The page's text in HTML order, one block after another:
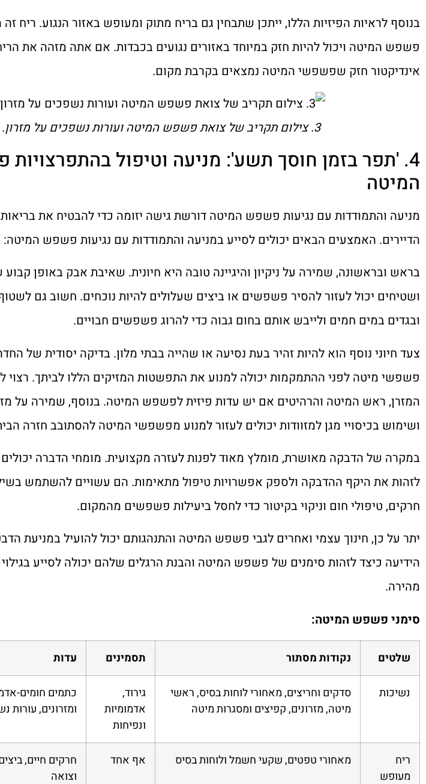
בנוסף לראיות הפיזיות הללו, ייתכן שתבחין גם בריח מתוק ומעופש באזור הנגוע. ריח
פשפש המיטה ויכול להיות חזק במיוחד באזורים נגועים בכבדות. אם אתה מזהה את
אינדיקטור חזק שפשפשי המיטה נמצאים בקרבת מקום.
3. צילום תקריב של צואת פשפש המיטה ועורות נשפכים על מזרון.
4. 'תפר בזמן חוסך תשע': מניעה וטיפול
המיטה
מניעה והתמודדות עם נגיעות פשפש המיטה דורשת גישה יזומה כדי להבטיח את
הדיירים. האמצעים הבאים יכולים לסייע במניעה והתמודדות עם נגיעות פשפש המיטה:
בראש ובראשונה, שמירה על ניקיון והיגיינה טובה היא חיונית. שאיבת אבק באופן קבוע
ושטיחים יכול לעזור להסיר פשפשים או ביצים שעלולים להיות נוכחים. חשוב גם
ובגדים במים חמים ולייבש אותם בחום גבוה כדי להרוג פשפשים חבויים.
צעד חיוני נוסף הוא להיות זהיר בעת נסיעה או שהייה בבתי מלון. בדיקה יסודית של
פשפשי מיטה לפני ההתמקמות יכולה למנוע את התפשטות המזיקים הללו לביתך. רצוי
המזרן, ראש המיטה והרהיטים אם יש עדות פיזית לפשפש המיטה. בנוסף, שמירה על
ושימוש בכיסויי מגן למזוודות יכולים לעזור למנוע מפשפשי המיטה להסתובב חזרה
במקרה של הדבקה מאושרת, מומלץ מאוד לפנות לעזרה מקצועית. מומחי הדברה
לזהות את היקף ההדבקה ולספק אפשרויות טיפול מתאימות. הם עשויים להשתמש
חרקים, טיפולי חום וניקוי בקיטור כדי לחסל ביעילות פשפשים מהמקום.
יתר על כן, חינוך עצמי ואחרים לגבי פשפש המיטה והתנהגותם יכול להועיל במניעת
הידיעה כיצד לזהות סימנים של פשפש המיטה והבנת הרגלים שלהם יכולה לסייע
מהירה.
סימני פשפש המיטה:
שלטים נקודות מסתור תסמינים עדות
נשיכות
סדקים וחריצים, מאחורי לוחות בסיס, ראשי
מיטה, מזרונים, קפיצים ומסגרות מיטה
גירוד,
אדמומיות
ונפיחות
כתמים חומים-
ומזרונים, עורות
ריח
מעופש
מאחורי טפטים, שקעי חשמל ולוחות בסיס אף אחד
חרקים חיים,
וצואה